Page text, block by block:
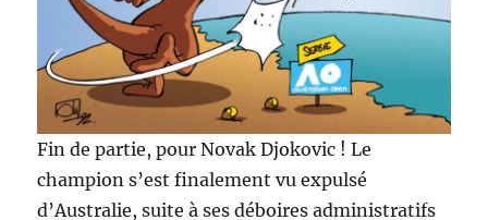
Fin de partie, pour Novak Djokovic ! Le
champion s’est finalement vu expulsé
d’Australie, suite à ses déboires administratifs